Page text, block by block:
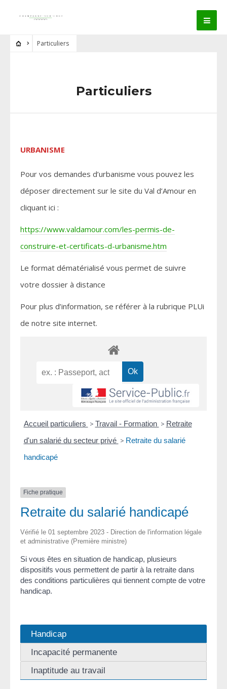
Particuliers
Particuliers
URBANISME
Pour vos demandes d’urbanisme vous pouvez les
déposer directement sur le site du Val d’Amour en
cliquant ici :
https://www.valdamour.com/les-permis-de-
construire-et-certificats-d-urbanisme.htm
Le format dématérialisé vous permet de suivre
votre dossier à distance
Pour plus d’information, se référer à la rubrique PLUi
de notre site internet.
Accueil particuliers > Travail - Formation > Retraite
d'un salarié du secteur privé > Retraite du salarié
handicapé
Fiche pratique
Retraite du salarié handicapé
Vérifié le 01 septembre 2023 - Direction de l'information légale
et administrative (Première ministre)
Si vous êtes en situation de handicap, plusieurs
dispositifs vous permettent de partir à la retraite dans
des conditions particulières qui tiennent compte de votre
handicap.
Handicap
Incapacité permanente
Inaptitude au travail